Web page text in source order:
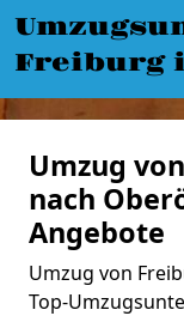
Freiburg
Umzug
nach
Angebote
Umzug von
Top-